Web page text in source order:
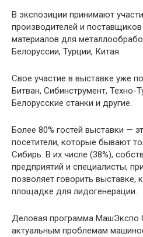
В экспозиции принимают
производителей и
материалов для
Белоруссии, Турции, Китая.
Свое участие в выставке уже
Битван, Сибинструмент, Техно-
Белорусские станки и другие.
Более 80% гостей выставки —
посетители, которые бывают
Сибирь. В их числе (38%),
предприятий и специалисты,
позволяет говорить выставке,
площадке для лидогенерации.
Деловая программа МашЭкспо
актуальным проблемам